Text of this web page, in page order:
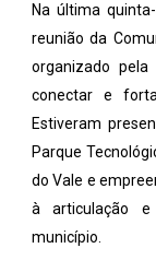
Na última
reunião da
organizado
conectar e
Estiveram
Parque
do Vale e
à articulação
município.